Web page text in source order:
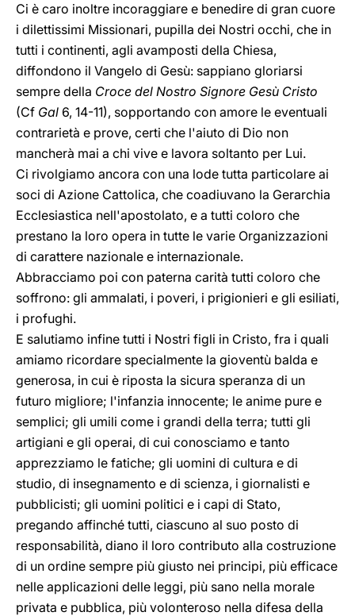
Ci è caro inoltre incoraggiare e benedire di gran cuore
i dilettissimi Missionari, pupilla dei Nostri occhi, che in
tutti i continenti, agli avamposti della Chiesa,
diffondono il Vangelo di Gesù: sappiano gloriarsi
sempre della Croce del Nostro Signore Gesù Cristo
(Cf Gal 6, 14-11), sopportando con amore le eventuali
contrarietà e prove, certi che l'aiuto di Dio non
mancherà mai a chi vive e lavora soltanto per Lui.
Ci rivolgiamo ancora con una lode tutta particolare ai
soci di Azione Cattolica, che coadiuvano la Gerarchia
Ecclesiastica nell'apostolato, e a tutti coloro che
prestano la loro opera in tutte le varie Organizzazioni
di carattere nazionale e internazionale.
Abbracciamo poi con paterna carità tutti coloro che
soffrono: gli ammalati, i poveri, i prigionieri e gli esiliati,
i profughi.
E salutiamo infine tutti i Nostri figli in Cristo, fra i quali
amiamo ricordare specialmente la gioventù balda e
generosa, in cui è riposta la sicura speranza di un
futuro migliore; l'infanzia innocente; le anime pure e
semplici; gli umili come i grandi della terra; tutti gli
artigiani e gli operai, di cui conosciamo e tanto
apprezziamo le fatiche; gli uomini di cultura e di
studio, di insegnamento e di scienza, i giornalisti e
pubblicisti; gli uomini politici e i capi di Stato,
pregando affinché tutti, ciascuno al suo posto di
responsabilità, diano il loro contributo alla costruzione
di un ordine sempre più giusto nei principi, più efficace
nelle applicazioni delle leggi, più sano nella morale
privata e pubblica, più volonteroso nella difesa della